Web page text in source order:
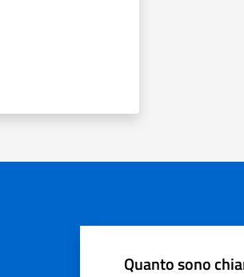
Quanto sono